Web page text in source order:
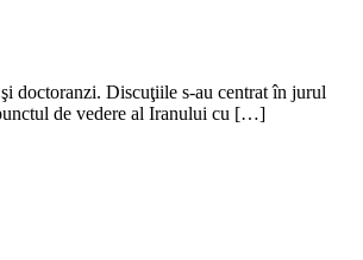
doctoranzi. Discuţiile s-au centrat în jurul
de vedere al Iranului cu […]